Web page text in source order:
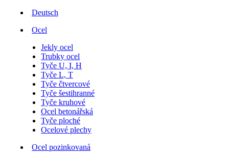
Deutsch
Ocel
Jekly ocel
Trubky ocel
Tyče U, I, H
Tyče L, T
Tyče čtvercové
Tyče šestihranné
Tyče kruhové
Ocel betonářská
Tyče ploché
Ocelové plechy
Ocel pozinkovaná